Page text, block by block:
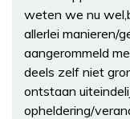
weten we nu
allerlei manieren/
aangerommeld
deels zelf niet
ontstaan
opheldering/